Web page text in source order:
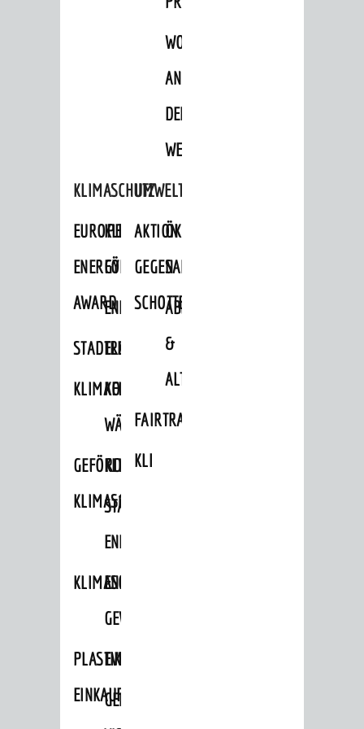
WOHNBEBAUUNG
AN
DER
WEINBERGSTRASSE
KLIMASCHUTZ
EUROPEAN
ENERGY
AWARD
KLIMASCHUTZ-
FÖRDERPROGRAMME
ENERGIEBERATUNG
STADTRADELN
ELEKTROMOBILITÄTSBERATUNG
KLIMAFITKOMMUNALE
WÄRMEPLANUNG
GEFÖRDERTE
KLIMASCHUTZMASSNAHMEN
KLIMASCHUTZKONZEPT
STÄDTISCHES
ENERGIEMANAGEMENT
KLIMASCHUTZKOMMISSION
ENERGIEKARAWANE
GEWERBE
PLASTIKTÜTENFREIE
EINKAUFSSTADT
EVENTS
GEMEINSAME
UMWELTSCHUTZ
AKTION
GEGEN
SCHOTTERGÄRTEN
ÖKOLOGISCHE
SANIERUNG/WAIDSEE
ABFALL
&
ALTLASTEN
FAIRTRADE
KLEIDERTAUSCHBÖRSE